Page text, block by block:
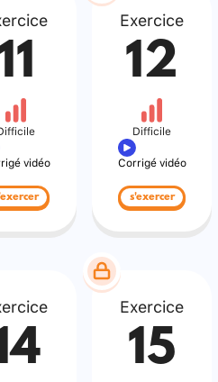
vidéo
Exercice
12
Difficile
Corrigé vidéo
s'exercer
Exercice
15